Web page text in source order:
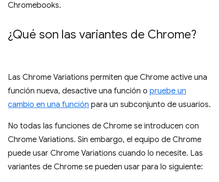
Chromebooks.
¿Qué son las variantes de Chrome?
Las Chrome Variations permiten que Chrome active una
función nueva, desactive una función o pruebe un
cambio en una función para un subconjunto de usuarios.
No todas las funciones de Chrome se introducen con
Chrome Variations. Sin embargo, el equipo de Chrome
puede usar Chrome Variations cuando lo necesite. Las
variantes de Chrome se pueden usar para lo siguiente: